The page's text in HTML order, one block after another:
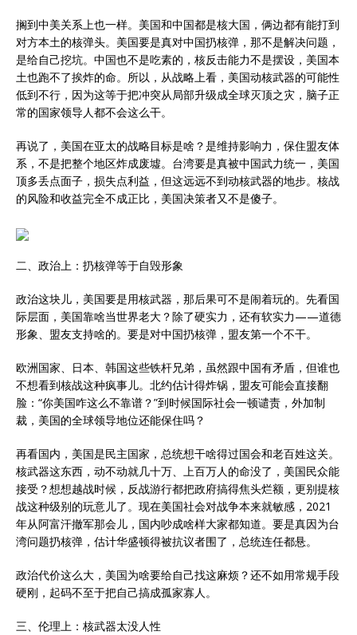
搁到中美关系上也一样。美国和中国都是核大国，俩边都有能打到
对方本土的核弹头。美国要是真对中国扔核弹，那不是解决问题，
是给自己挖坑。中国也不是吃素的，核反击能力不是摆设，美国本
土也跑不了挨炸的命。所以，从战略上看，美国动核武器的可能性
低到不行，因为这等于把冲突从局部升级成全球灭顶之灾，脑子正
常的国家领导人都不会这么干。
再说了，美国在亚太的战略目标是啥？是维持影响力，保住盟友体
系，不是把整个地区炸成废墟。台湾要是真被中国武力统一，美国
顶多丢点面子，损失点利益，但这远远不到动核武器的地步。核战
的风险和收益完全不成正比，美国决策者又不是傻子。
二、政治上：扔核弹等于自毁形象
政治这块儿，美国要是用核武器，那后果可不是闹着玩的。先看国
际层面，美国靠啥当世界老大？除了硬实力，还有软实力——道德
形象、盟友支持啥的。要是对中国扔核弹，盟友第一个不干。
欧洲国家、日本、韩国这些铁杆兄弟，虽然跟中国有矛盾，但谁也
不想看到核战这种疯事儿。北约估计得炸锅，盟友可能会直接翻
脸：“你美国咋这么不靠谱？”到时候国际社会一顿谴责，外加制
裁，美国的全球领导地位还能保住吗？
再看国内，美国是民主国家，总统想干啥得过国会和老百姓这关。
核武器这东西，动不动就几十万、上百万人的命没了，美国民众能
接受？想想越战时候，反战游行都把政府搞得焦头烂额，更别提核
战这种级别的玩意儿了。现在美国社会对战争本来就敏感，2021
年从阿富汗撤军那会儿，国内吵成啥样大家都知道。要是真因为台
湾问题扔核弹，估计华盛顿得被抗议者围了，总统连任都悬。
政治代价这么大，美国为啥要给自己找这麻烦？还不如用常规手段
硬刚，起码不至于把自己搞成孤家寡人。
三、伦理上：核武器太没人性